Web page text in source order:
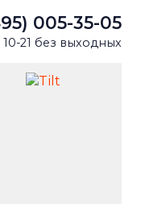
005-35-05
10-21 без выходных